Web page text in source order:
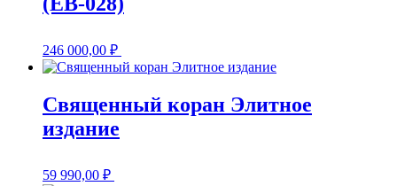
246 000,00 ₽
Священный коран Элитное
издание
59 990,00 ₽